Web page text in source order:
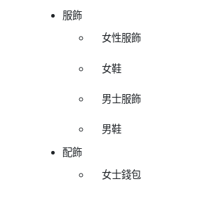
服飾
女性服飾
女鞋
男士服飾
男鞋
配飾
女士錢包